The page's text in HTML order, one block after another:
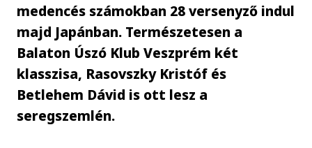
medencés számokban 28 versenyző indul
majd Japánban. Természetesen a
Balaton Úszó Klub Veszprém két
klasszisa, Rasovszky Kristóf és
Betlehem Dávid is ott lesz a
seregszemlén.